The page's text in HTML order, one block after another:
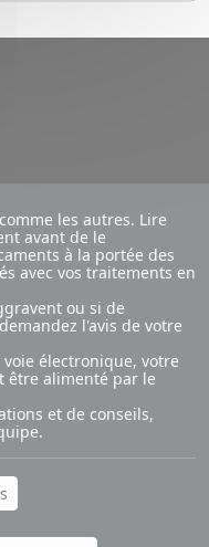
les autres. Lire
avant de le
à la portée des
avec vos traitements en
ou si de
l'avis de votre
électronique, votre
être alimenté par le
et de conseils,